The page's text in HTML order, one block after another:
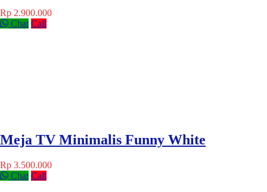
Rp 2.900.000
Chat Call
Meja TV Minimalis Funny White
Rp 3.500.000
Chat Call